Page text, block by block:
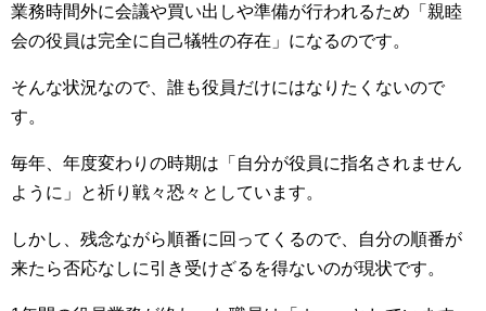
業務時間外に会議や買い出しや準備が行われるため「親睦
会の役員は完全に自己犠牲の存在」になるのです。
そんな状況なので、誰も役員だけにはなりたくないので
す。
毎年、年度変わりの時期は「自分が役員に指名されません
ように」と祈り戦々恐々としています。
しかし、残念ながら順番に回ってくるので、自分の順番が
来たら否応なしに引き受けざるを得ないのが現状です。